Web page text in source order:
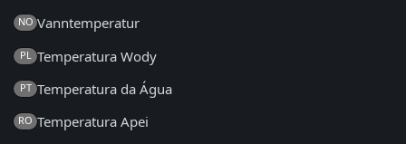
NO Vanntemperatur
PL Temperatura Wody
PT Temperatura da Água
RO Temperatura Apei